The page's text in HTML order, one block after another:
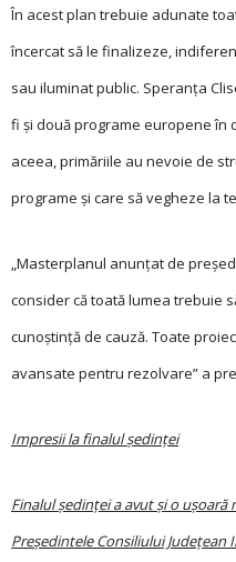
În acest plan trebuie adunate
încercat să le finalizeze,
sau iluminat public. Speranţa
fi și două programe europene în
aceea, primăriile au nevoie de
programe și care să vegheze la
„Masterplanul anunţat de
consider că toată lumea trebuie
cunoștinţă de cauză. Toate
avansate pentru rezolvare” a
Impresii la finalul ședinței
Finalul ședinţei a avut și o
Președintele Consiliului